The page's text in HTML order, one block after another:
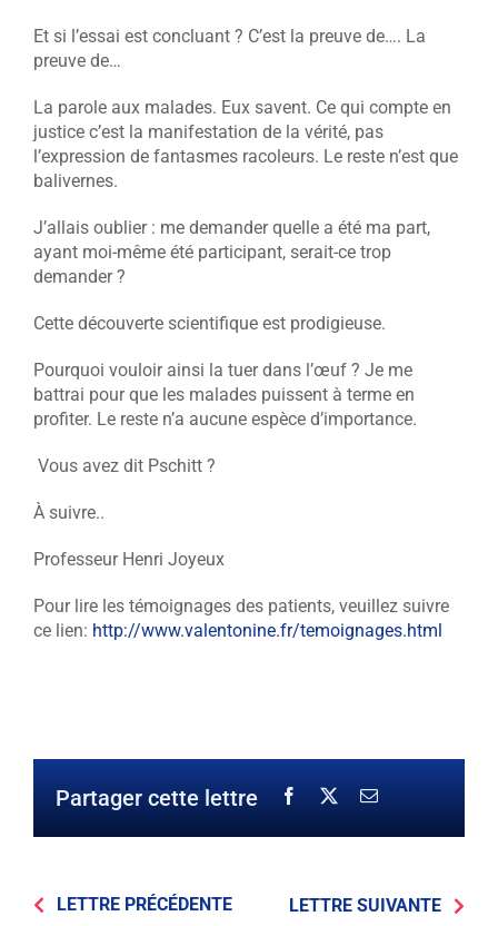
Et si l’essai est concluant ? C’est la preuve de…. La
preuve de…
La parole aux malades. Eux savent. Ce qui compte en
justice c’est la manifestation de la vérité, pas
l’expression de fantasmes racoleurs. Le reste n’est que
balivernes.
J’allais oublier : me demander quelle a été ma part,
ayant moi-même été participant, serait-ce trop
demander ?
Cette découverte scientifique est prodigieuse.
Pourquoi vouloir ainsi la tuer dans l’œuf ? Je me
battrai pour que les malades puissent à terme en
profiter. Le reste n’a aucune espèce d’importance.
Vous avez dit Pschitt ?
À suivre..
Professeur Henri Joyeux
Pour lire les témoignages des patients, veuillez suivre
ce lien: http://www.valentonine.fr/temoignages.html
Partager cette lettre
LETTRE PRÉCÉDENTE LETTRE SUIVANTE